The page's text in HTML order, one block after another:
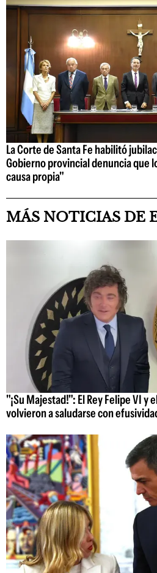
La Corte de Santa Fe habilitó
Gobierno provincial denuncia que
causa propia"
MÁS NOTICIAS DE
"¡Su Majestad!": El Rey Felipe VI y
volvieron a saludarse con